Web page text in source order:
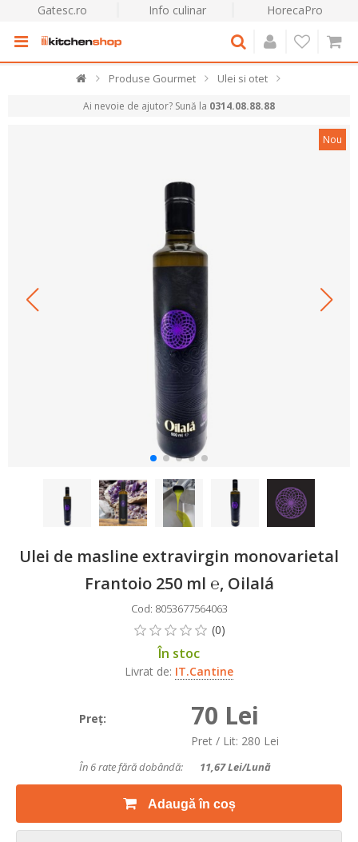
Gatesc.ro Info culinar HorecaPro
Produse Gourmet Ulei si otet
Ai nevoie de ajutor? Sună la 0314.08.88.88
Nou
Ulei de masline extravirgin monovarietal
Frantoio 250 ml ℮, Oilalá
Cod: 8053677564063
În stoc
Livrat de: IT.Cantine
Preţ: 70 Lei
Pret / Lit: 280 Lei
În 6 rate fără dobândă: 11,67Lei/lună
Adaugă în coș